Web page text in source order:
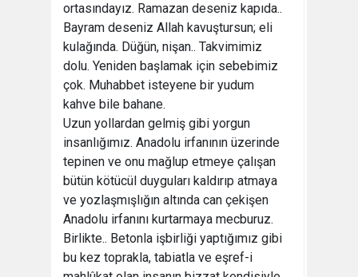
ortasındayız. Ramazan deseniz kapıda..
Bayram deseniz Allah kavuştursun; eli
kulağında. Düğün, nişan.. Takvimimiz
dolu. Yeniden başlamak için sebebimiz
çok. Muhabbet isteyene bir yudum
kahve bile bahane.
Uzun yollardan gelmiş gibi yorgun
insanlığımız. Anadolu irfanının üzerinde
tepinen ve onu mağlup etmeye çalışan
bütün kötücül duyguları kaldırıp atmaya
ve yozlaşmışlığın altında can çekişen
Anadolu irfanını kurtarmaya mecburuz.
Birlikte.. Betonla işbirliği yaptığımız gibi
bu kez toprakla, tabiatla ve eşref-i